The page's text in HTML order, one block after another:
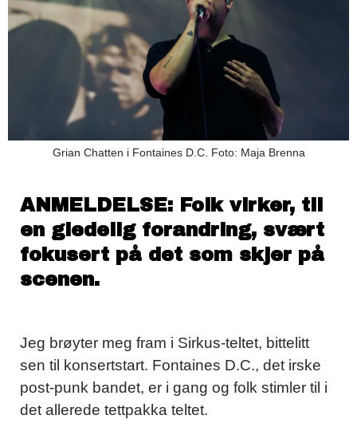
Grian Chatten i Fontaines D.C. Foto: Maja Brenna
ANMELDELSE: Folk virker, til
en gledelig forandring, svært
fokusert på det som skjer på
scenen.
Jeg brøyter meg fram i Sirkus-teltet, bittelitt
sen til konsertstart. Fontaines D.C., det irske
post-punk bandet, er i gang og folk stimler til i
det allerede tettpakka teltet.